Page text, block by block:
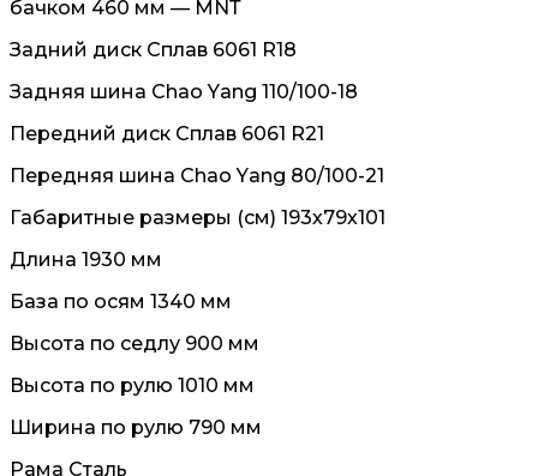
бачком 460 мм — МNТ
Задний диск Сплав 6061 R18
Задняя шина Сhао Yаng 110/100-18
Передний диск Сплав 6061 R21
Передняя шина Сhао Yаng 80/100-21
Габаритные размеры (см) 193х79х101
Длина 1930 мм
База по осям 1340 мм
Высота по седлу 900 мм
Высота по рулю 1010 мм
Ширина по рулю 790 мм
Рама Сталь